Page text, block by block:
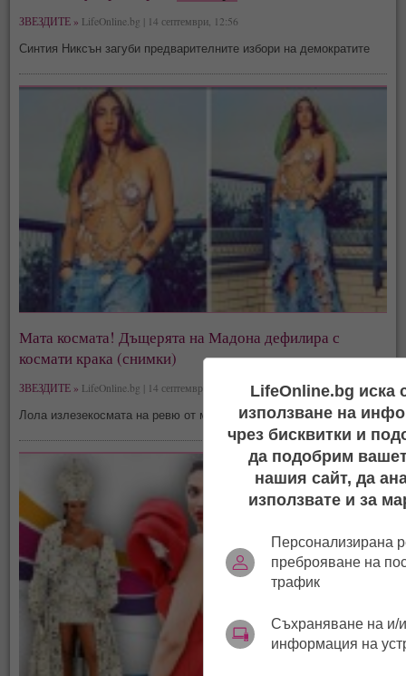
ЗВЕЗДИТЕ » LifeOnline.bg | 14 септември, 12:56
Синтия Никсън загуби предварителните избори на демократите
Мата космата! Дъщерята на Мадона дефилира с
космати крака (снимки)
ЗВЕЗДИТЕ » LifeOnline.bg | 14 септември, 11:38
Лола излезекосмата на ревю от модната седмица вНю Йорк
LifeOnline.bg иска
използване на
чрез бисквитки и
да подобрим
нашия сайт, да
използвате и за
Персонализирана
преброяване на
трафик
Съхраняване на и/
информация на